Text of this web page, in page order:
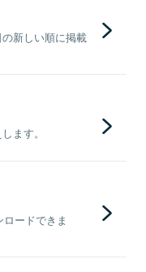
新しい順に掲載
ます。
ードできま